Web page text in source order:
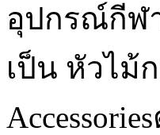
อุปกรณ์กีฬ
เป็น หัวไม้